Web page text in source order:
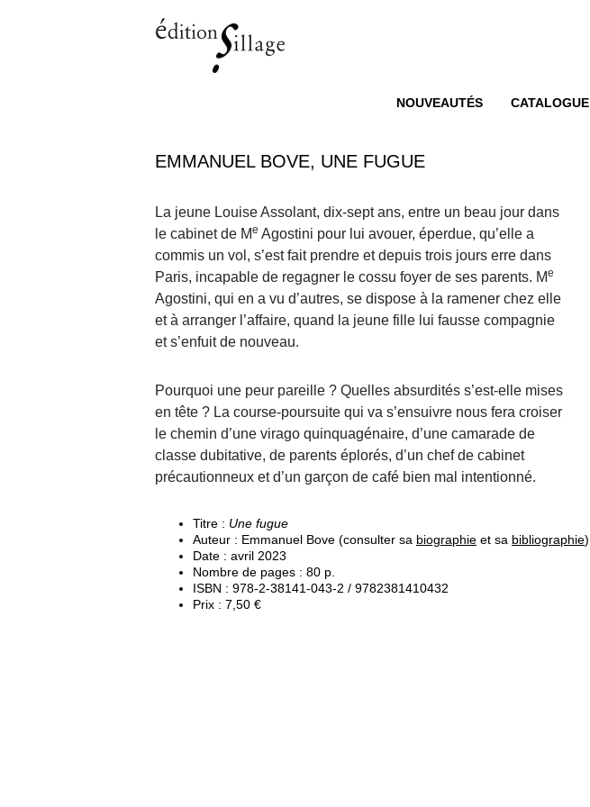
Menu
ALLER AU CONTENU
NOUVEAUTÉS CATALOGUE
EMMANUEL BOVE, UNE FUGUE
La jeune Louise Assolant, dix-sept ans, entre un beau jour dans
le cabinet de Me Agostini pour lui avouer, éperdue, qu’elle a
commis un vol, s’est fait prendre et depuis trois jours erre dans
Paris, incapable de regagner le cossu foyer de ses parents. Me
Agostini, qui en a vu d’autres, se dispose à la ramener chez elle
et à arranger l’affaire, quand la jeune fille lui fausse compagnie
et s’enfuit de nouveau.
Pourquoi une peur pareille ? Quelles absurdités s’est-elle mises
en tête ? La course-poursuite qui va s’ensuivre nous fera croiser
le chemin d’une virago quinquagénaire, d’une camarade de
classe dubitative, de parents éplorés, d’un chef de cabinet
précautionneux et d’un garçon de café bien mal intentionné.
Titre : Une fugue
Auteur : Emmanuel Bove (consulter sa biographie et sa bibliographie)
Date : avril 2023
Nombre de pages : 80 p.
ISBN : 978-2-38141-043-2 / 9782381410432
Prix : 7,50 €